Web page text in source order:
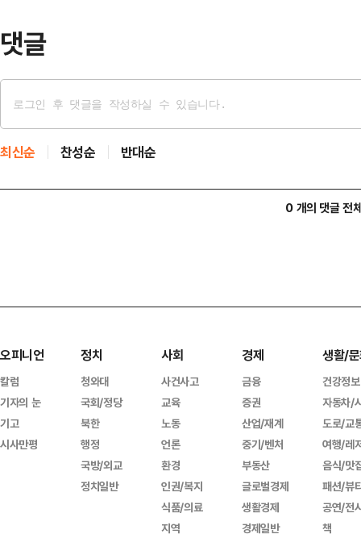
댓글
최신순 찬성순 반대순
0 개의 댓글 전
오피니언
칼럼
기자의 눈
기고
시사만평
정치
청와대
국회/정당
북한
행정
국방/외교
정치일반
사회
사건사고
교육
노동
언론
환경
인권/복지
식품/의료
지역
경제
금융
증권
산업/재계
중기/벤처
부동산
글로벌경제
생활경제
경제일반
생활/
건강정보
자동차/
도로/교
여행/레
음식/맛
패션/뷰
공연/전
책